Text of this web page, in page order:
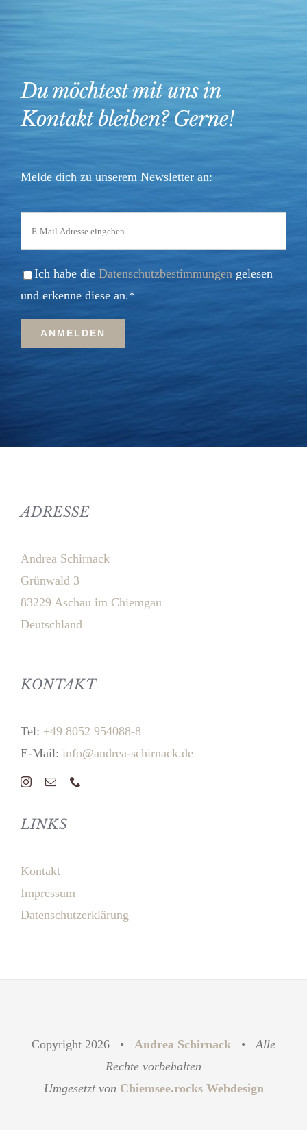
Du möchtest mit uns in
Kontakt bleiben? Gerne!
Melde dich zu unserem Newsletter an:
Ich habe die Datenschutzbestimmungengelesen
und erkenne diese an.*
ADRESSE
Andrea Schirnack
Grünwald 3
83229 Aschau im Chiemgau
Deutschland
KONTAKT
Tel: +49 8052 954088-8
E-Mail: info@andrea-schirnack.de
LINKS
Kontakt
Impressum
Datenschutzerklärung
Copyright 2026 • Andrea Schirnack •Alle
Rechte vorbehalten
Umgesetzt von Chiemsee.rocks Webdesign